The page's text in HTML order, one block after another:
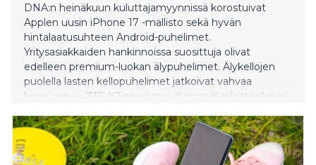
DNA:n heinäkuun kuluttajamyynnissä korostuivat
Applen uusin iPhone 17 -mallisto sekä hyvän
hintalaatusuhteen Android-puhelimet.
Yritysasiakkaiden hankinnoissa suosittuja olivat
edelleen premium-luokan älypuhelimet. Älykellojen
puolella lasten kellopuhelimet jatkoivat vahvaa
kasvuaan, ja ZTE K2 nousi myydyimmäksi laitteeksi jo